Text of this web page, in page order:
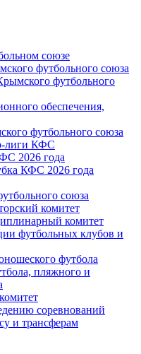
союзе
футбольного союза
футбольного
обеспечения,
футбольного союза
лиги КФС
2026 года
КФС 2026 года
союза
комитет
комитет
футбольных клубов и
футбола
пляжного и
соревнований
и трансферам